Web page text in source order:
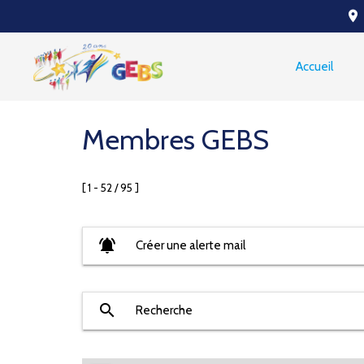
place
Accueil
Membres GEBS
[ 1 - 52 / 95 ]
notifications_active Créer une alerte mail
search Recherche